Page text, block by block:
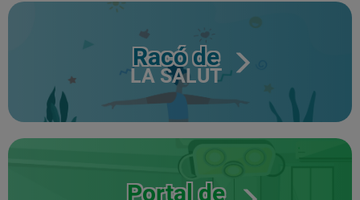
Racó de
LA SALUT
Portal de